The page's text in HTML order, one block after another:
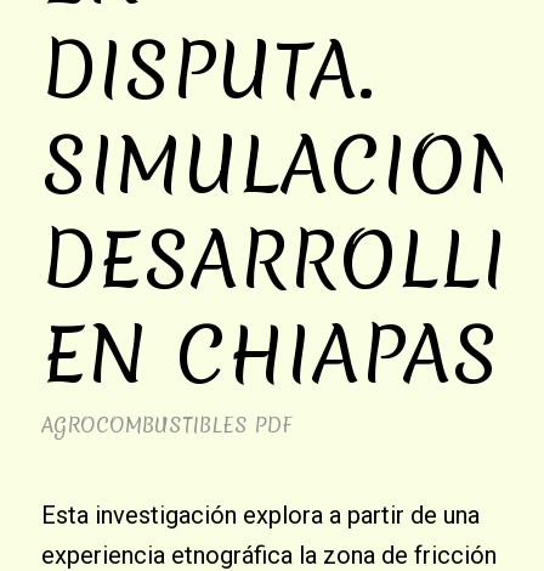
DISPUTA.
EN CHIAPAS
AGROCOMBUSTIBLES PDF
Esta investigación explora a partir de una
experiencia etnográfica la zona de fricción